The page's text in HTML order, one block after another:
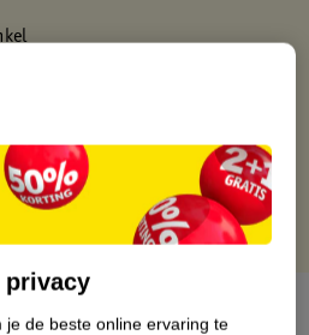
50.00
kaart
privacy
de beste online ervaring te